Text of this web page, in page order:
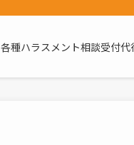
各種ハラスメント相談受付代